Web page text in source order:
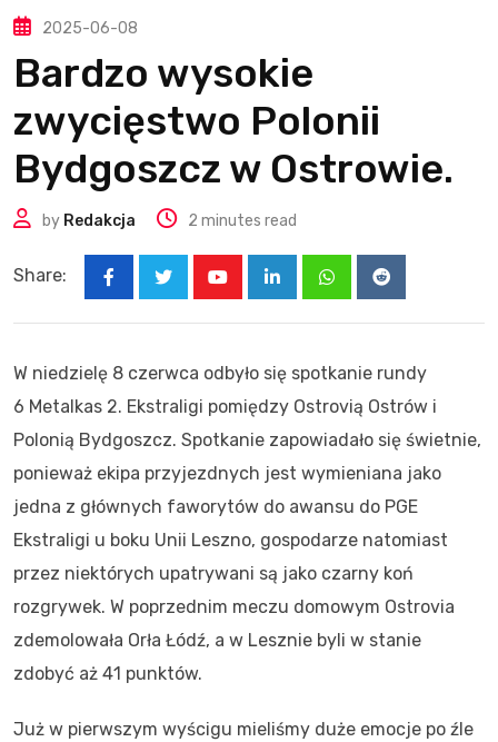
2025-06-08
Bardzo wysokie
zwycięstwo Polonii
Bydgoszcz w Ostrowie.
by Redakcja 2 minutes read
Share:
LinkedInWhatsappReddit
W niedzielę 8 czerwca odbyło się spotkanie rundy
6 Metalkas 2. Ekstraligi pomiędzy Ostrovią Ostrów i
Polonią Bydgoszcz. Spotkanie zapowiadało się świetnie,
ponieważ ekipa przyjezdnych jest wymieniana jako
jedna z głównych faworytów do awansu do PGE
Ekstraligi u boku Unii Leszno, gospodarze natomiast
przez niektórych upatrywani są jako czarny koń
rozgrywek. W poprzednim meczu domowym Ostrovia
zdemolowała Orła Łódź, a w Lesznie byli w stanie
zdobyć aż 41 punktów.
Już w pierwszym wyścigu mieliśmy duże emocje po źle